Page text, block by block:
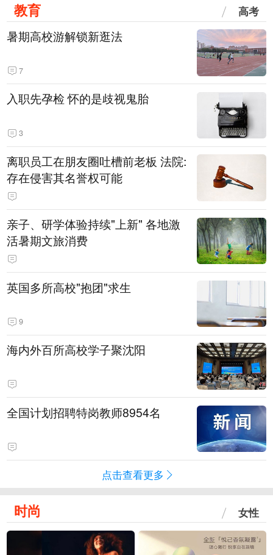
教育 高考
暑期高校游解锁新逛法
7
入职先孕检 怀的是歧视鬼胎
3
离职员工在朋友圈吐槽前老板 法院:
存在侵害其名誉权可能
亲子、研学体验持续"上新" 各地激
活暑期文旅消费
英国多所高校"抱团"求生
9
海内外百所高校学子聚沈阳
全国计划招聘特岗教师8954名
点击查看更多
时尚 女性